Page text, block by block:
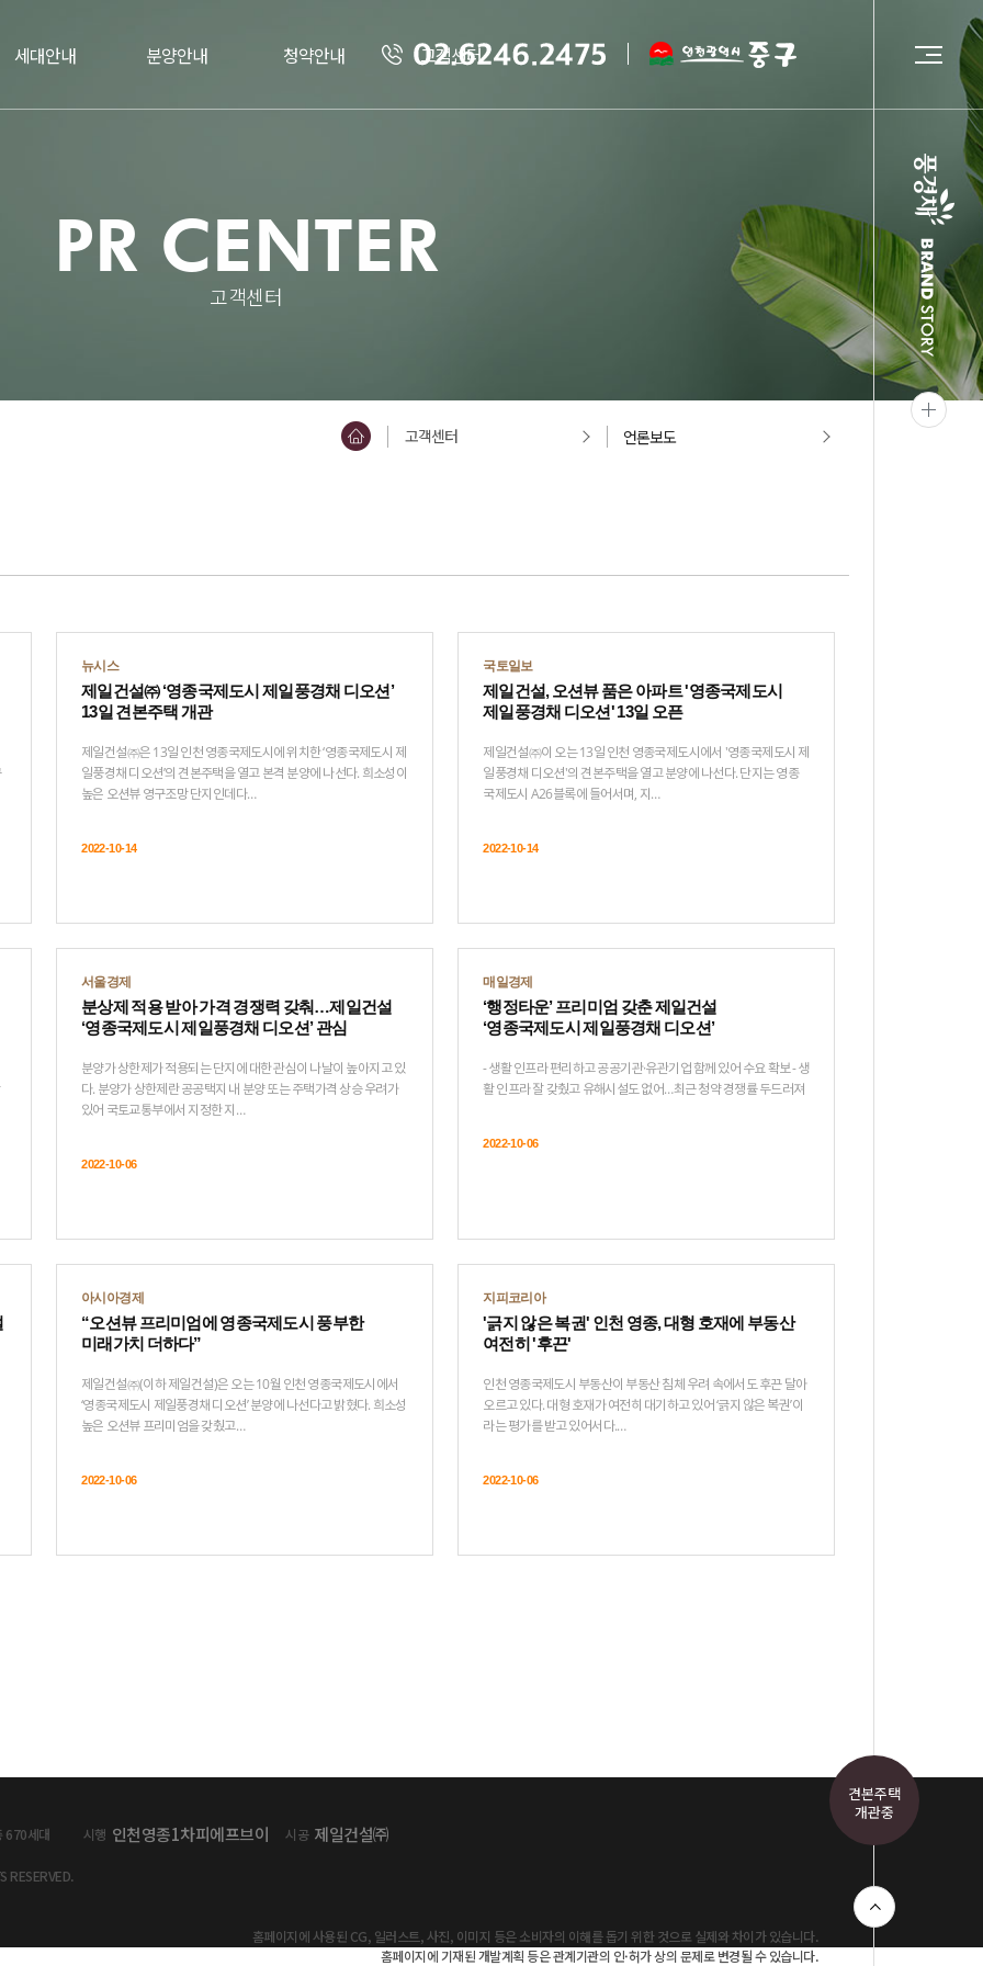
세대안내 분양안내 청약안내 고객센터
견본주택
개관중
PR CENTER
고객센터
고객센터 언론보도
670세대 시행 인천영종1차피에프브이 시공 제일건설㈜
RESERVED.
홈페이지에 사용된 CG, 일러스트, 사진, 이미지 등은 소비자의 이해를 돕기 위한 것으로 실제와 차이가 있습니다.
홈페이지에 기재된 개발계획 등은 관계기관의 인·허가 상의 문제로 변경될 수 있습니다.